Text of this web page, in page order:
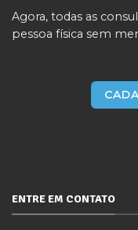
Agora, todas as
pessoa física sem
ENTRE EM CONTATO